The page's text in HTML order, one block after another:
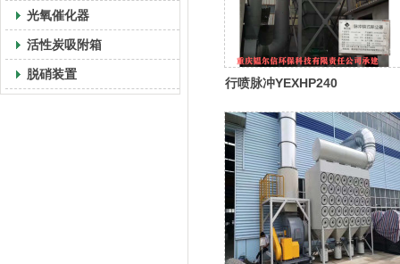
光氧催化器
活性炭吸附箱
脱硝装置
行喷脉冲YEXHP240